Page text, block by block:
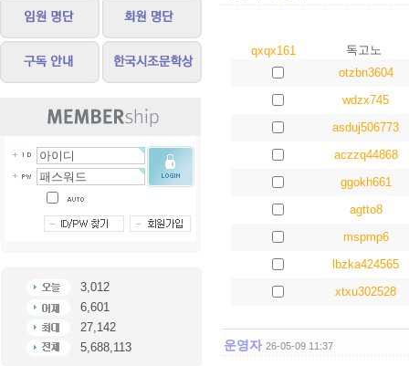
3,012
6,601
27,142
5,688,113
qxqx161
독고노
otzbn3604
wdzx745
asduj506773
aczzq44868
ggokh661
agtto8
mspmp6
lbzka424565
xtxu302528
운영자 26-05-09 11:37